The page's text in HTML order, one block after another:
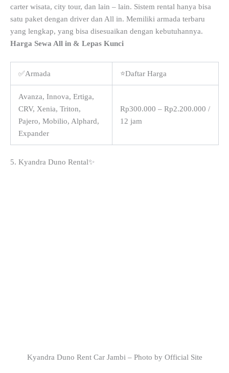
carter wisata, city tour, dan lain – lain. Sistem rental hanya bisa
satu paket dengan driver dan All in. Memiliki armada terbaru
yang lengkap, yang bisa disesuaikan dengan kebutuhannya.
Harga Sewa All in & Lepas Kunci
✅Armada ⭐Daftar Harga
Avanza, Innova, Ertiga,
CRV, Xenia, Triton,
Pajero, Mobilio, Alphard,
Expander
Rp300.000 – Rp2.200.000 /
12 jam
5. Kyandra Duno Rental✨
Kyandra Duno Rent Car Jambi – Photo by Official Site